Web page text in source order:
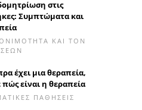
στις
Συμπτώματα και
ΚΑΙ ΤΟΝ
έχει μια θεραπεία,
πώς είναι η θεραπεία
ΠΑΘΉΣΕΙΣ